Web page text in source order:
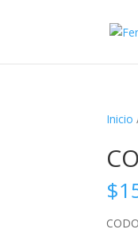
Inicio
$